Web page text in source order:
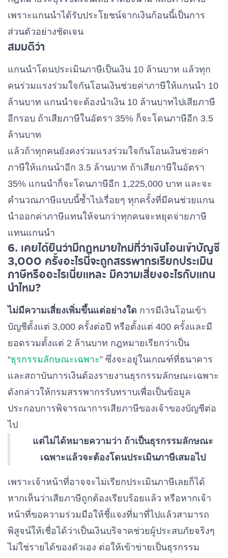
เพราะแกนนำได้รับประโยชน์จากเงินก้อนนี้เป็นการ
ส่วนตัวอย่างชัดเจน
สมมติว่า
แกนนำโดนประเมินภาษีเป็นเงิน 10 ล้านบาท แล้วทุก
คนร่วมแรงร่วมใจกันโอนเงินช่วยค่าภาษีให้แกนนำ 10
ล้านบาท แกนนำจะต้องนำเงิน 10 ล้านบาทไปเสียภาษี
อีกรอบ ถ้าเสียภาษีในอัตรา 35% ก็จะโดนภาษีอีก 3.5
ล้านบาท
แล้วถ้าทุกคนยังคงร่วมแรงร่วมใจกันโอนเงินช่วยค่า
ภาษีให้แกนนำอีก 3.5 ล้านบาท ถ้าเสียภาษีในอัตรา
35% แกนนำก็จะโดนภาษีอีก 1,225,000 บาท และจะ
คำนวณภาษีแบบนี้ซ้ำไปเรื่อยๆ ทุกครั้งที่มีคนช่วยแกน
นำออกค่าภาษีแทนให้จนกว่าทุกคนจะหยุดจ่ายภาษี
แทนแกนนำ
6. เคยได้ยินว่ามีกฎหมายใหม่ที่ว่าเงินโอนเข้าบัญชี
3,000 ครั้งอะไรนี่จะถูกสรรพากรเรียกประเมิน
ภาษีหรืออะไรเนี่ยแหละ มีความเสี่ยงอะไรกับแกน
นำไหม?
ไม่มีความเสี่ยงเพิ่มขึ้นแต่อย่างใด การมีเงินโอนเข้า
บัญชีตั้งแต่ 3,000 ครั้งต่อปี หรือตั้งแต่ 400 ครั้งและมี
ยอดรวมตั้งแต่ 2 ล้านบาท กฎหมายเรียกว่าเป็น
“ธุรกรรมลักษณะเฉพาะ” ซึ่งจะอยู่ในเกณฑ์ที่ธนาคาร
และสถาบันการเงินต้องรายงานธุรกรรมลักษณะเฉพาะ
ดังกล่าวให้กรมสรรพากรรับทราบเพื่อเป็นข้อมูล
ประกอบการพิจารณาการเสียภาษีของเจ้าของบัญชีต่อ
ไป
แต่ไม่ได้หมายความว่า ถ้าเป็นธุรกรรมลักษณะ
เฉพาะแล้วจะต้องโดนประเมินภาษีเสมอไป
เพราะเจ้าหน้าที่อาจจะไม่เรียกประเมินภาษีเลยก็ได้
หากเห็นว่าเสียภาษีถูกต้องเรียบร้อยแล้ว หรือหากเจ้า
หน้าที่ขอความร่วมมือให้ชี้แจงที่มาที่ไปแล้วสามารถ
พิสูจน์ให้เชื่อได้ว่าเป็นเงินบริจาคช่วยผู้ประสบภัยจริงๆ
ไม่ใช่รายได้ของตัวเอง ต่อให้เข้าข่ายเป็นธุรกรรม